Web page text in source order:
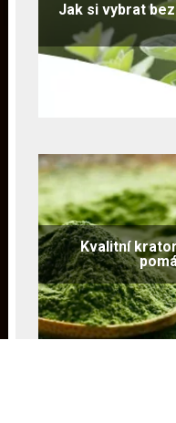
Jak si vybrat
Kvalitní